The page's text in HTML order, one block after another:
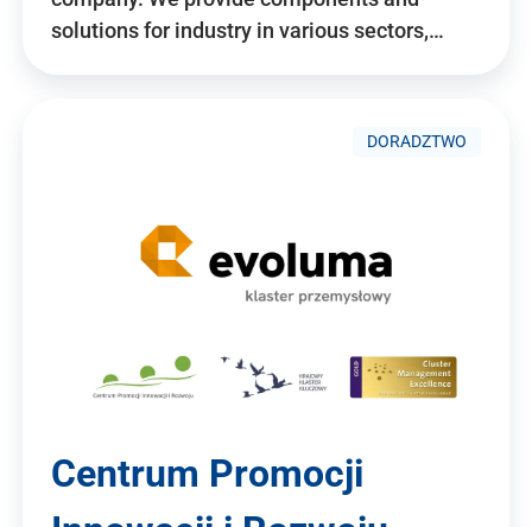
solutions for industry in various sectors,…
DORADZTWO
Centrum Promocji